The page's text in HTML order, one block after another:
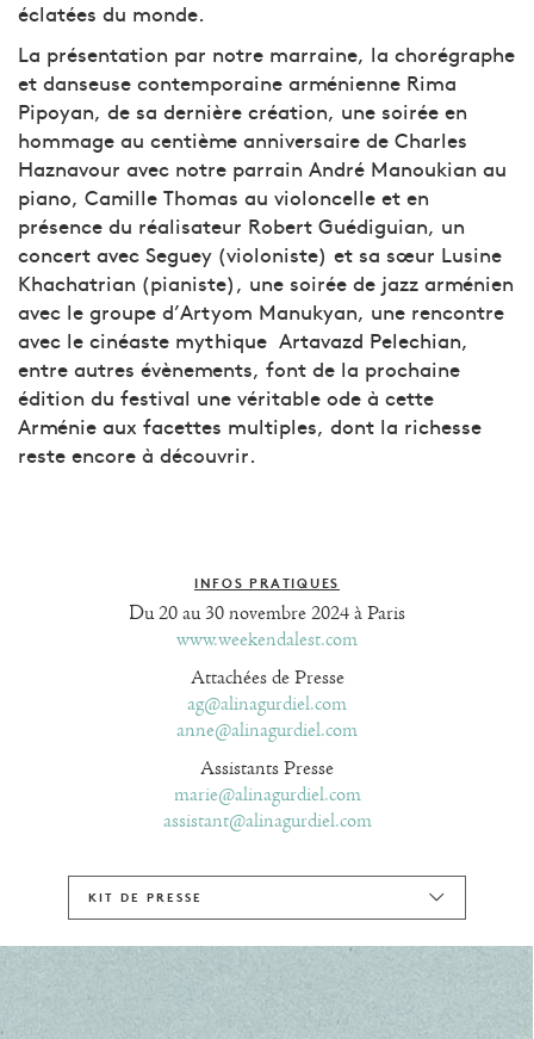
éclatées du monde.
La présentation par notre marraine, la chorégraphe
et danseuse contemporaine arménienne Rima
Pipoyan, de sa dernière création, une soirée en
hommage au centième anniversaire de Charles
Haznavour avec notre parrain André Manoukian au
piano, Camille Thomas au violoncelle et en
présence du réalisateur Robert Guédiguian, un
concert avec Seguey (violoniste) et sa sœur Lusine
Khachatrian (pianiste), une soirée de jazz arménien
avec le groupe d’Artyom Manukyan, une rencontre
avec le cinéaste mythique Artavazd Pelechian,
entre autres évènements, font de la prochaine
édition du festival une véritable ode à cette
Arménie aux facettes multiples, dont la richesse
reste encore à découvrir.
INFOS PRATIQUES
Du 20 au 30 novembre 2024 à Paris
www.weekendalest.com
Attachées de Presse
ag@alinagurdiel.com
anne@alinagurdiel.com
Assistants Presse
marie@alinagurdiel.com
assistant@alinagurdiel.com
KIT DE PRESSE